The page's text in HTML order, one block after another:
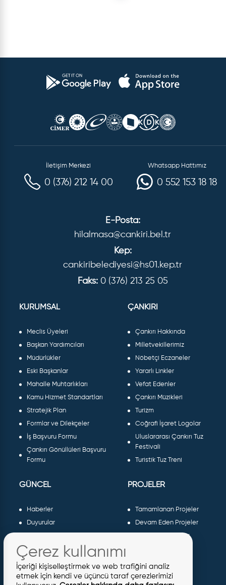
İletişim Merkezi
0 (376) 212 14 00
Whatsapp Hattımız
0 552 153 18 18
E-Posta:
hilalmasa@cankiri.bel.tr
Kep:
cankiribelediyesi@hs01.kep.tr
Faks: 0 (376) 213 25 05
KURUMSAL
Meclis Üyeleri
Başkan Yardımcıları
Müdürlükler
Eski Başkanlar
Mahalle Muhtarlıkları
Kamu Hizmet Standartları
Stratejik Plan
Formlar ve Dilekçeler
İş Başvuru Formu
Çankırı Gönüllüleri Başvuru
Formu
ÇANKIRI
Çankırı Hakkında
Milletvekillerimiz
Nöbetçi Eczaneler
Yararlı Linkler
Vefat Edenler
Çankırı Müzikleri
Turizm
Coğrafi İşaret Logolar
Uluslararası Çankırı Tuz
Festivali
Turistik Tuz Treni
GÜNCEL
Haberler
Duyurular
Galeri
Etkinlikler
Meclis Kararları
PROJELER
Tamamlanan Projeler
Devam Eden Projeler
Planlanan Projeler
Sosyal Projeler
Çerez kullanımı
İçeriği kişiselleştirmek ve web trafiğini analiz
etmek için kendi ve üçüncü taraf çerezlerimizi